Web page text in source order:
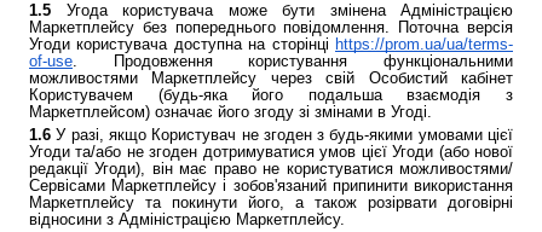
1.5 Угода користувача може бути змінена Адміністрацією
Маркетплейсу без попереднього повідомлення. Поточна версія
Угоди користувача доступна на сторінці https://prom.ua/ua/terms-
of-use. Продовження користування функціональними
можливостями Маркетплейсу через свій Особистий кабінет
Користувачем (будь-яка його подальша взаємодія з
Маркетплейсом) означає його згоду зі змінами в Угоді.
1.6 У разі, якщо Користувач не згоден з будь-якими умовами цієї
Угоди та/або не згоден дотримуватися умов цієї Угоди (або нової
редакції Угоди), він має право не користуватися можливостями/
Сервісами Маркетплейсу і зобов'язаний припинити використання
Маркетплейсу та покинути його, а також розірвати договірні
відносини з Адміністрацією Маркетплейсу.